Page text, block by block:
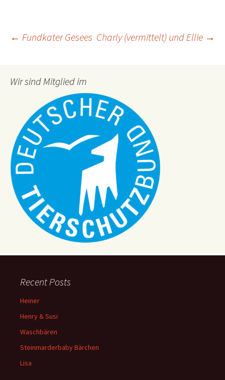
Post
navigation
← Fundkater Gesees Charly (vermittelt) und Ellie →
Wir sind Mitglied im
Recent Posts
Heiner
Henry & Susi
Waschbären
Steinmarderbaby Bärchen
Lisa